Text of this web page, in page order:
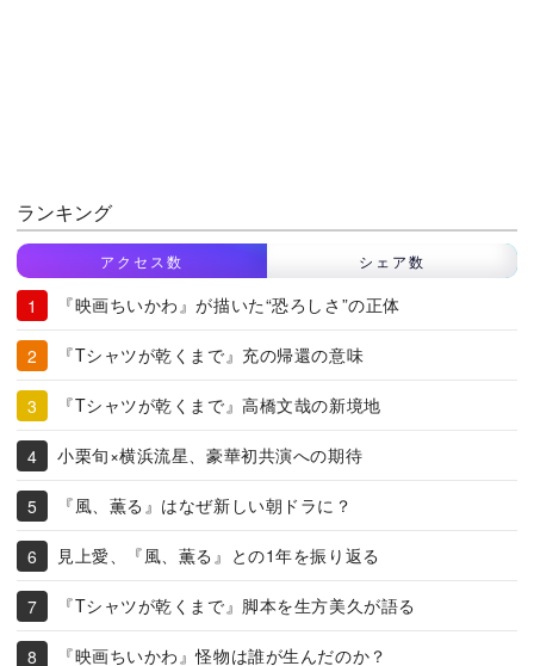
ランキング
アクセス数 シェア数
『映画ちいかわ』が描いた“恐ろしさ”の正体
『Tシャツが乾くまで』充の帰還の意味
『Tシャツが乾くまで』高橋文哉の新境地
小栗旬×横浜流星、豪華初共演への期待
『風、薫る』はなぜ新しい朝ドラに？
見上愛、『風、薫る』との1年を振り返る
『Tシャツが乾くまで』脚本を生方美久が語る
『映画ちいかわ』怪物は誰が生んだのか？